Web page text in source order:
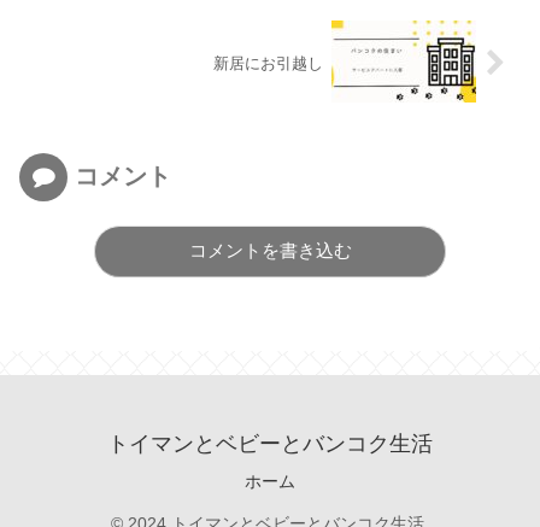
新居にお引越し
コメント
コメントを書き込む
トイマンとベビーとバンコク生活
ホーム